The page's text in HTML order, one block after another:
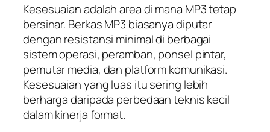
Kesesuaian adalah area di mana MP3 tetap
bersinar. Berkas MP3 biasanya diputar
dengan resistansi minimal di berbagai
sistem operasi, peramban, ponsel pintar,
pemutar media, dan platform komunikasi.
Kesesuaian yang luas itu sering lebih
berharga daripada perbedaan teknis kecil
dalam kinerja format.